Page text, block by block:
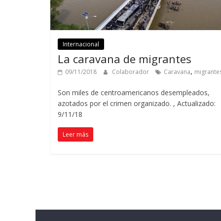
Internacional
La caravana de migrantes
09/11/2018 Colaborador Caravana,
Son miles de centroamericanos desempleados,
azotados por el crimen organizado. , Actualizado:
9/11/18
Leer más